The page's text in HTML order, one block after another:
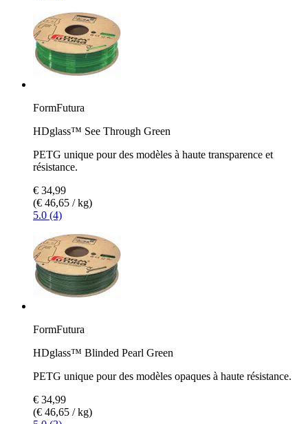
FormFutura
HDglass™ See Through Green
PETG unique pour des modèles à haute transparence et
résistance.
€ 34,99
(€ 46,65 / kg)
5.0 (4)
FormFutura
HDglass™ Blinded Pearl Green
PETG unique pour des modèles opaques à haute résistance.
€ 34,99
(€ 46,65 / kg)